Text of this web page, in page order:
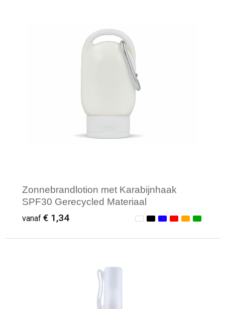
Zonnebrandlotion met Karabijnhaak
SPF30 Gerecycled Materiaal
vanaf € 1,34
Minimale afname: 1